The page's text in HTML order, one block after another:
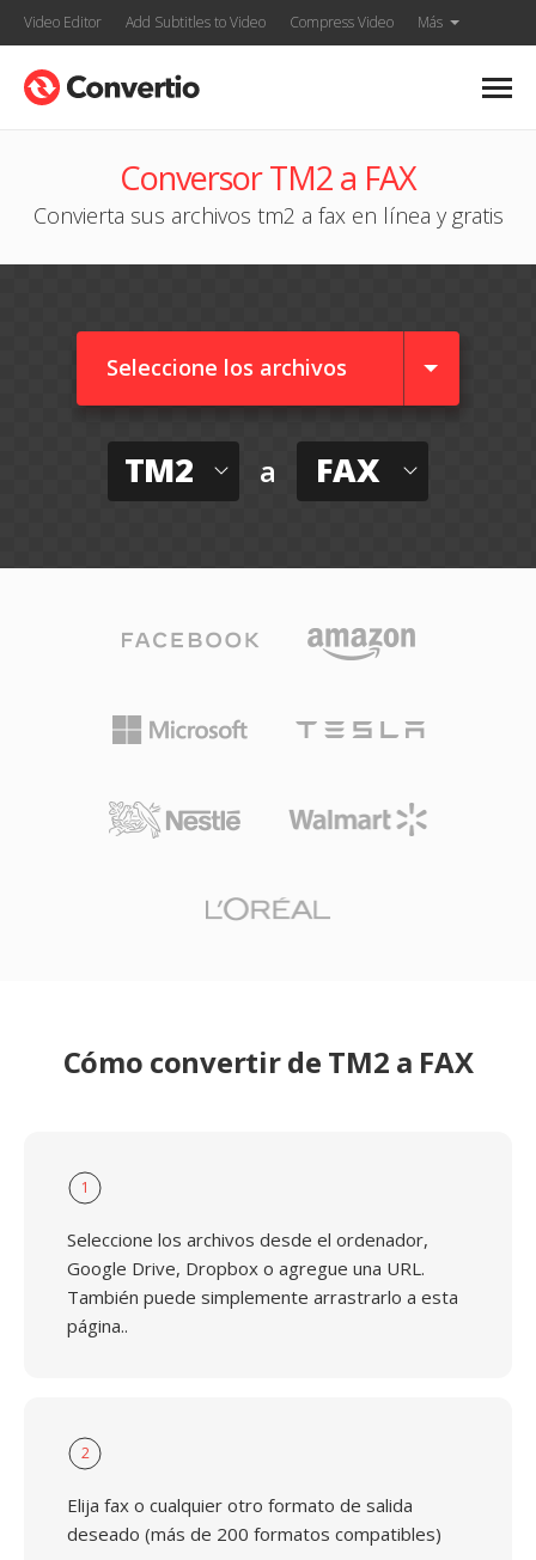
Video Editor Add Subtitles to Video Compress Video Más
Conversor TM2 a FAX
Convierta sus archivos tm2 a fax en línea y gratis
Seleccione los archivos
TM2 a FAX
Cómo convertir de TM2 a FAX
1
Seleccione los archivos desde el ordenador,
Google Drive, Dropbox o agregue una URL.
También puede simplemente arrastrarlo a esta
página..
2
Elija fax o cualquier otro formato de salida
deseado (más de 200 formatos compatibles)